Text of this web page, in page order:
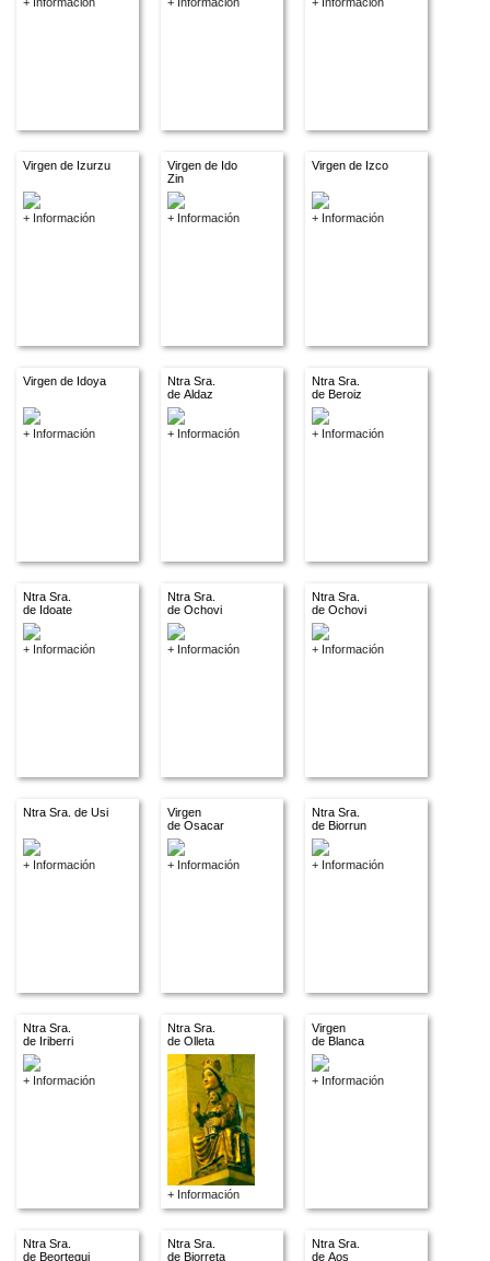
Virgen de Izurzu
+ Información
Virgen de Ido
Zin
+ Información
Virgen de Izco
+ Información
Virgen de Idoya
+ Información
Ntra Sra.
de Aldaz
+ Información
Ntra Sra.
de Beroiz
+ Información
Ntra Sra.
de Idoate
+ Información
Ntra Sra.
de Ochovi
+ Información
Ntra Sra.
de Ochovi
+ Información
Ntra Sra. de Usi
+ Información
Virgen
de Osacar
+ Información
Ntra Sra.
de Biorrun
+ Información
Ntra Sra.
de Iriberri
+ Información
Ntra Sra.
de Olleta
+ Información
Virgen
de Blanca
+ Información
Ntra Sra.
de Beortegui
Ntra Sra.
de Biorreta
Ntra Sra.
de Aos